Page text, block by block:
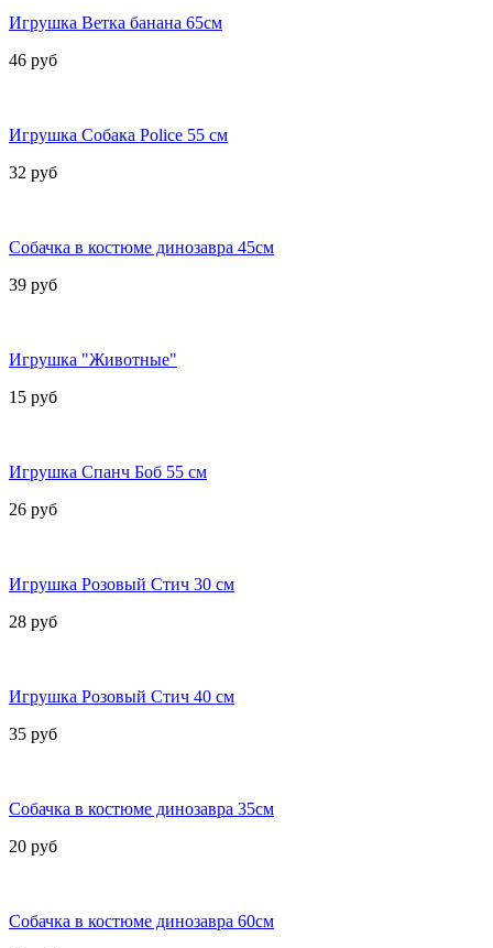
Игрушка Ветка банана 65см
46 руб
Игрушка Собака Police 55 см
32 руб
Собачка в костюме динозавра 45см
39 руб
Игрушка "Животные"
15 руб
Игрушка Спанч Боб 55 см
26 руб
Игрушка Розовый Стич 30 см
28 руб
Игрушка Розовый Стич 40 см
35 руб
Собачка в костюме динозавра 35см
20 руб
Собачка в костюме динозавра 60см